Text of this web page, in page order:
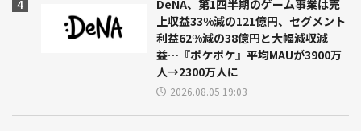
DeNA、第1四半期のゲーム事業は売
上収益33%減の121億円、セグメント
利益62%減の38億円と大幅減収減
益…『ポケポケ』平均MAUが3900万
人→2300万人に
2026.08.05 19:03